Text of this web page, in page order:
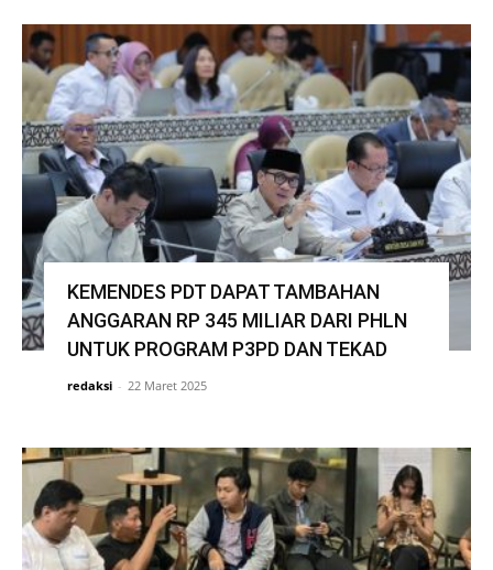
KEMENDES PDT DAPAT TAMBAHAN
ANGGARAN RP 345 MILIAR DARI PHLN
UNTUK PROGRAM P3PD DAN TEKAD
redaksi - 22 Maret 2025